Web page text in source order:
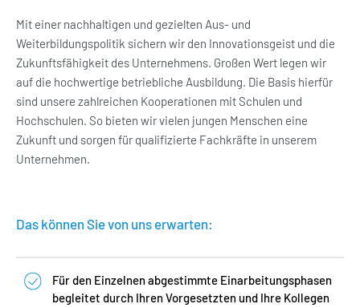
Mit einer nachhaltigen und gezielten Aus- und
Weiterbildungspolitik sichern wir den Innovationsgeist und die
Zukunftsfähigkeit des Unternehmens. Großen Wert legen wir
auf die hochwertige betriebliche Ausbildung. Die Basis hierfür
sind unsere zahlreichen Kooperationen mit Schulen und
Hochschulen. So bieten wir vielen jungen Menschen eine
Zukunft und sorgen für qualifizierte Fachkräfte in unserem
Unternehmen.
Das können Sie von uns erwarten:
Für den Einzelnen abgestimmte Einarbeitungsphasen
begleitet durch Ihren Vorgesetzten und Ihre Kollegen